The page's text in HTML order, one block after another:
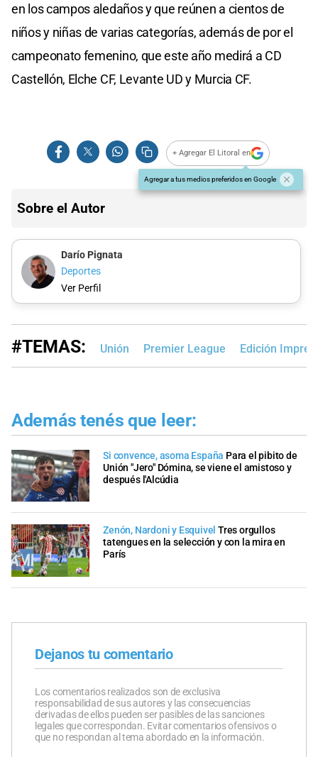
en los campos aledaños y que reúnen a cientos de
niños y niñas de varias categorías, además de por el
campeonato femenino, que este año medirá a CD
Castellón, Elche CF, Levante UD y Murcia CF.
+ Agregar El Litoral en
Agregar a tus medios preferidos en Google
Sobre el Autor
Darío Pignata
Deportes
Ver Perfil
#TEMAS: Unión Premier League Edición
Además tenés que leer:
Si convence, asoma España Para el pibito de
Unión "Jero" Dómina, se viene el amistoso y
después l'Alcúdia
Zenón, Nardoni y Esquivel Tres orgullos
tatengues en la selección y con la mira en
París
Dejanos tu comentario
Los comentarios realizados son de exclusiva
responsabilidad de sus autores y las consecuencias
derivadas de ellos pueden ser pasibles de las sanciones
legales que correspondan. Evitar comentarios ofensivos o
que no respondan al tema abordado en la información.